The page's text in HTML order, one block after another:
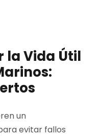
la Vida Útil
un
evitar fallos